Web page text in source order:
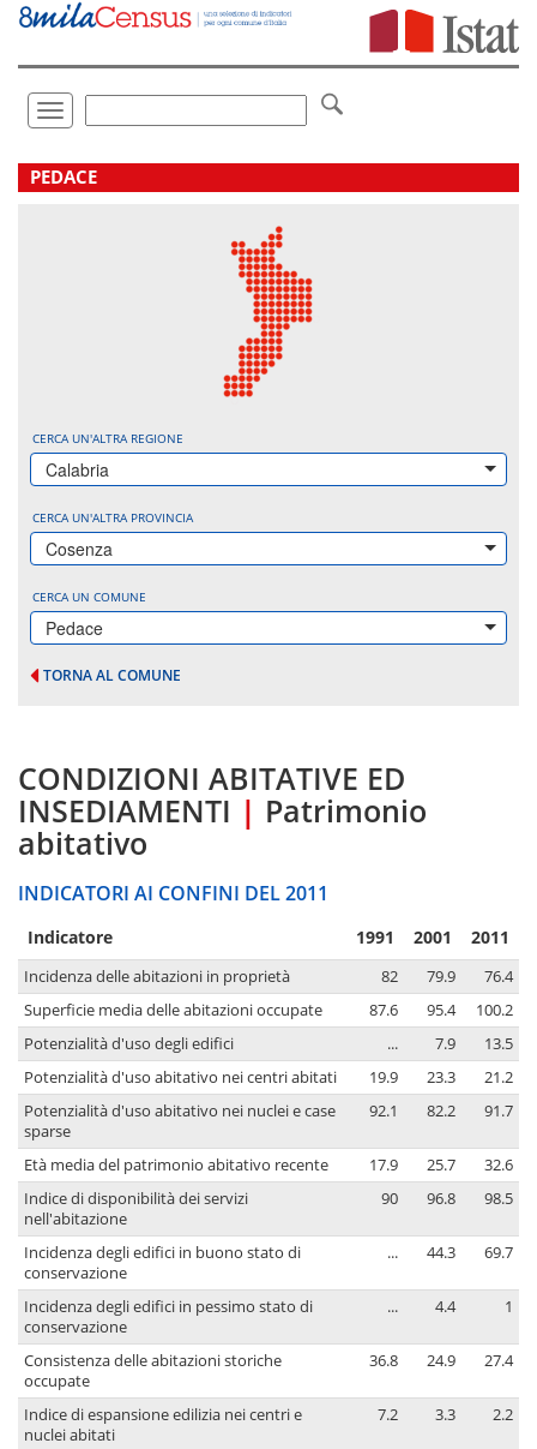
Vai
direttamente
Toggle
navigation
.
PEDACE
CERCA UN'ALTRA REGIONE
Calabria
CERCA UN'ALTRA PROVINCIA
Cosenza
CERCA UN COMUNE
Pedace
TORNA AL COMUNE
CONDIZIONI ABITATIVE ED
INSEDIAMENTI | Patrimonio
abitativo
INDICATORI AI CONFINI DEL 2011
Indicatore 1991 2001 2011
Incidenza delle abitazioni in proprietà 82 79.9
76.4
Superficie media delle abitazioni occupate
87.6 95.4
100.2
Potenzialità d'uso degli edifici
... 7.9
13.5
Potenzialità d'uso abitativo nei centri abitati
19.9 23.3
21.2
Potenzialità d'uso abitativo nei nuclei e case
sparse
92.1 82.2 91.7
Età media del patrimonio abitativo recente 17.9 25.7
32.6
Indice di disponibilità dei servizi
nell'abitazione
90 96.8 98.5
Incidenza degli edifici in buono stato di
conservazione
... 44.3 69.7
Incidenza degli edifici in pessimo stato di
conservazione
... 4.4 1
Consistenza delle abitazioni storiche
occupate
36.8 24.9 27.4
Indice di espansione edilizia nei centri e
nuclei abitati
7.2 3.3 2.2